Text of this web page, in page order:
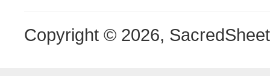
Copyright © 2026,